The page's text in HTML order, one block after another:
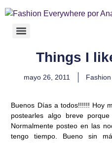
Things I
mayo 26, 2011
Buenos Días a todos!!!!!! Hoy
postearles algo breve
Normalmente posteo en las
tengo tiempo. Bueno sin